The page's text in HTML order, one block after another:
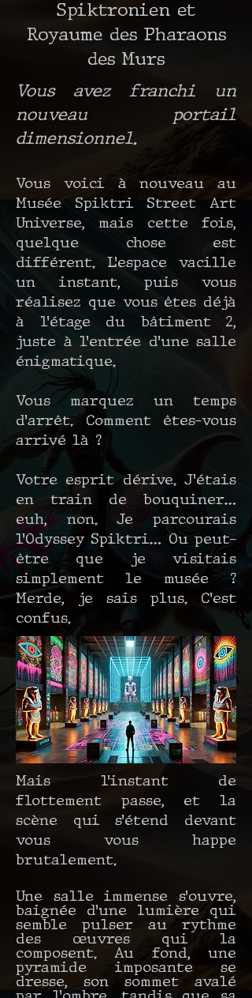
Spiktronien et
Royaume des Pharaons
des Murs
Vous avez franchi un
nouveau portail
dimensionnel.
Vous voici à nouveau au
Musée Spiktri Street Art
Universe, mais cette fois,
quelque chose est
différent. L’espace vacille
un instant, puis vous
réalisez que vous êtes déjà
à l’étage du bâtiment 2,
juste à l’entrée d’une salle
énigmatique.
Vous marquez un temps
d’arrêt. Comment êtes-vous
arrivé là ?
Votre esprit dérive. J’étais
en train de bouquiner…
euh, non. Je parcourais
l’Odyssey Spiktri… Ou peut-
être que je visitais
simplement le musée ?
Merde, je sais plus. C’est
confus.
Mais l’instant de
flottement passe, et la
scène qui s’étend devant
vous vous happe
brutalement.
Une salle immense s’ouvre,
baignée d’une lumière qui
semble pulser au rythme
des œuvres qui la
composent. Au fond, une
pyramide imposante se
dresse, son sommet avalé